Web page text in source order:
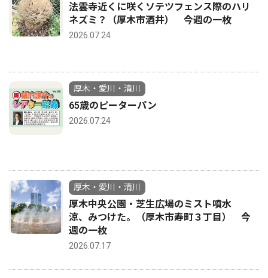
法雲寺近くに咲くソテツフェンス際のハリ
ネズミ？（厚木市酒井） 今週の一枚
2026.07.24
厚木・愛川・清川
65歳のピーターパン
2026.07.24
厚木・愛川・清川
厚木中央公園・芝生広場のミスト噴水
涼、みつけた。（厚木市寿町３丁目） 今
週の一枚
2026.07.17